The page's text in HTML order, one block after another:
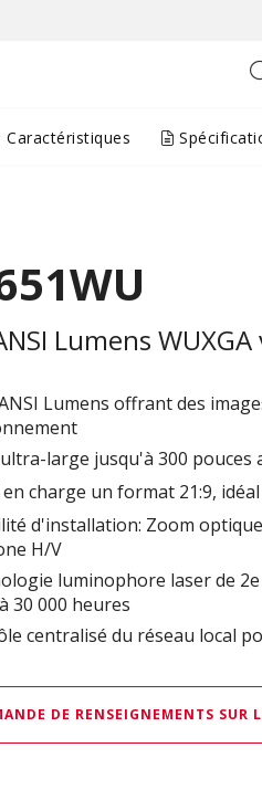
Caractéristiques
Lumens
Lumens offrant des
large jusqu'à 300
charge un format 21:9,
d'installation: Zoom
H/V
luminophore laser de
30 000 heures
centralisé du réseau local
DE RENSEIGNEMENTS SUR